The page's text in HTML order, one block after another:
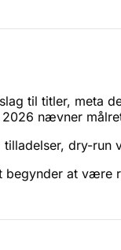
til titler, meta
nævner
dry-
at